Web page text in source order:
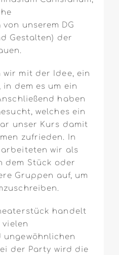
unserem DG
Gestalten) der
mit der Idee, ein
dem es um ein
haben
welches ein
unser Kurs damit
zufrieden. In
wir als
dem Stück oder
Gruppen auf, um
handelt
ungewöhnlichen
der Party wird die